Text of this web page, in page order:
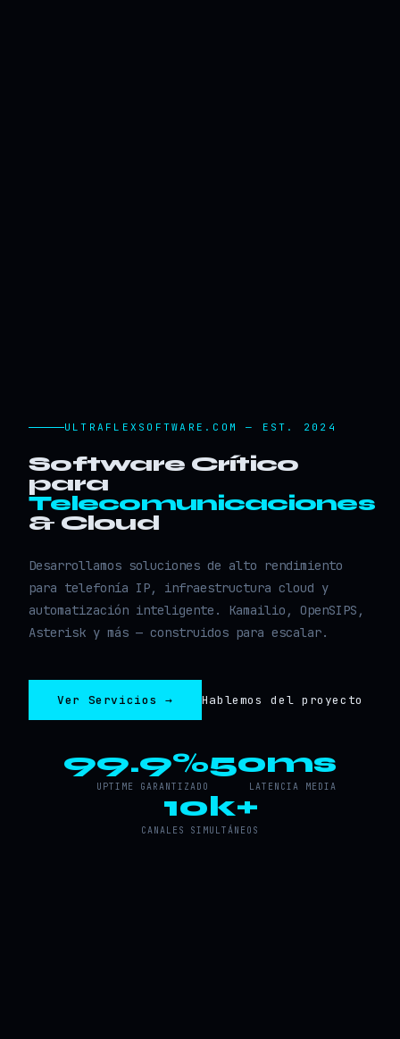
ULTRAFLEXSOFTWARE.COM — EST. 2024
Software Crítico
para
Telecomunicaciones
& Cloud
Desarrollamos soluciones de alto rendimiento
para telefonía IP, infraestructura cloud y
automatización inteligente. Kamailio, OpenSIPS,
Asterisk y más — construidos para escalar.
Ver Servicios → Hablemos del proyecto
99.9%
UPTIME GARANTIZADO
50ms
LATENCIA MEDIA
10k+
CANALES SIMULTÁNEOS